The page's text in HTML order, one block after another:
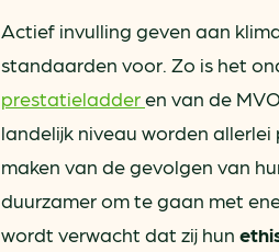
Actief invulling geven aan
standaarden voor. Zo is het
prestatieladderen van de
landelijk niveau worden
maken van de gevolgen van
duurzamer om te gaan met
wordt verwacht dat zij hun